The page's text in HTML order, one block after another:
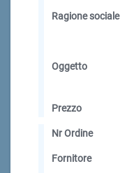
Ragione sociale
Oggetto
Prezzo
Nr Ordine
Fornitore